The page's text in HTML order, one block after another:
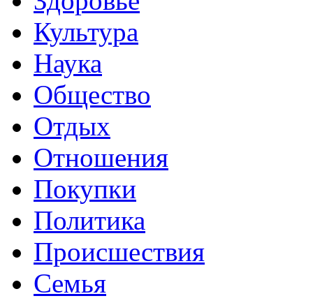
Культура
Наука
Общество
Отдых
Отношения
Покупки
Политика
Происшествия
Семья